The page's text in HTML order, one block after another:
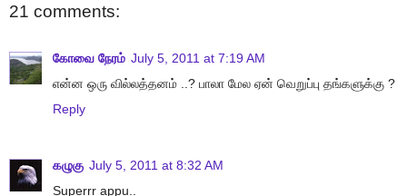
21 comments:
கோவை நேரம் July 5, 2011 at 7:19 AM
என்ன ஒரு வில்லத்தனம் ..? பாலா மேல ஏன் வெறுப்பு தங்களுக்கு ?
Reply
கழுகு July 5, 2011 at 8:32 AM
Superrr appu..